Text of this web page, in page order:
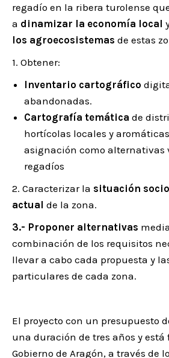
regadío en la ribera turolense
a dinamizar la economía local
los agroecosistemas de estas
1. Obtener:
Inventario cartográfico
abandonadas.
Cartografía temática de
hortícolas locales y
asignación como alternativas
regadíos
2. Caracterizar la situación
actual de la zona.
3.- Proponer alternativas
combinación de los requisitos
llevar a cabo cada propuesta y
particulares de cada zona.
El proyecto con un presupuesto
una duración de tres años y
Gobierno de Aragón, a través de